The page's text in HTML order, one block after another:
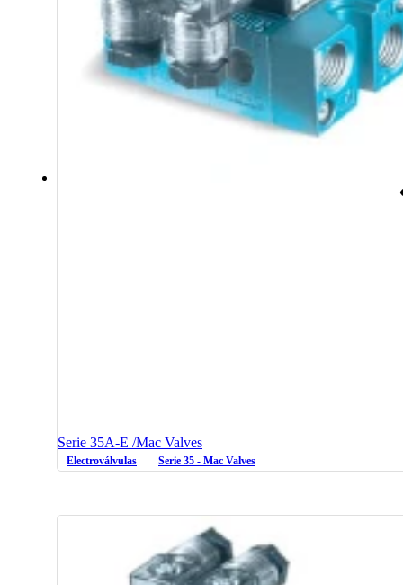
Serie 35A-E /Mac Valves
Electroválvulas Serie 35 - Mac Valves